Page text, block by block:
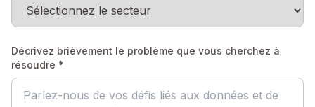
Décrivez brièvement le problème que vous cherchez à
résoudre *